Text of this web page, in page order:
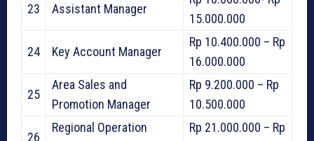
23 Assistant Manager
15.000.000
24 Key Account Manager
Rp 10.400.000 – Rp
16.000.000
25
Area Sales and
Promotion Manager
Rp 9.200.000 – Rp
10.500.000
26
Regional Operation
Rp 21.000.000 – Rp